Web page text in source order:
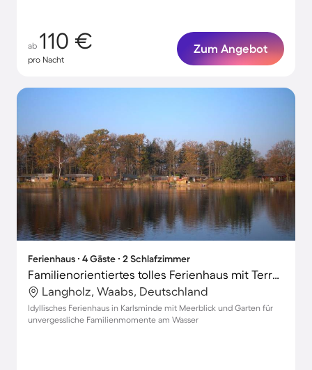
ab 110 €
pro Nacht
Zum Angebot
Ferienhaus ∙ 4 Gäste ∙ 2 Schlafzimmer
Familienorientiertes tolles Ferienhaus mit Terrasse, Grill und Garten | Seeblick | Haustiere erlaubt
Langholz, Waabs, Deutschland
Idyllisches Ferienhaus in Karlsminde mit Meerblick und Garten für
unvergessliche Familienmomente am Wasser